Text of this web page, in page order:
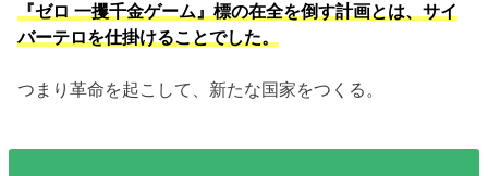
『ゼロ 一攫千金ゲーム』標の在全を倒す計画とは、サイ
バーテロを仕掛けることでした。
つまり革命を起こして、新たな国家をつくる。